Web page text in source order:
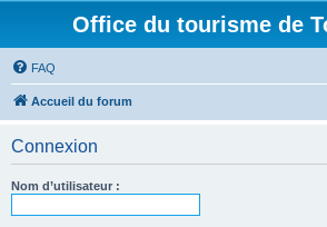
Office du tourisme de
FAQ
Accueil du forum
Connexion
Nom d’utilisateur :